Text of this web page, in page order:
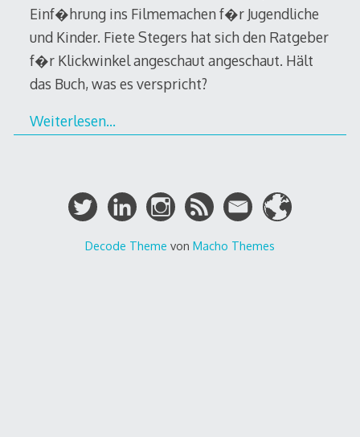
Einf�hrung ins Filmemachen f�r Jugendliche
und Kinder. Fiete Stegers hat sich den Ratgeber
f�r Klickwinkel angeschaut angeschaut. Hält
das Buch, was es verspricht?
Weiterlesen…
Decode Theme von Macho Themes